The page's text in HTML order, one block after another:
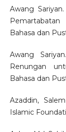
Awang
Bahasa dan
Awang
Renungan
Bahasa dan
Azaddin,
Islamic